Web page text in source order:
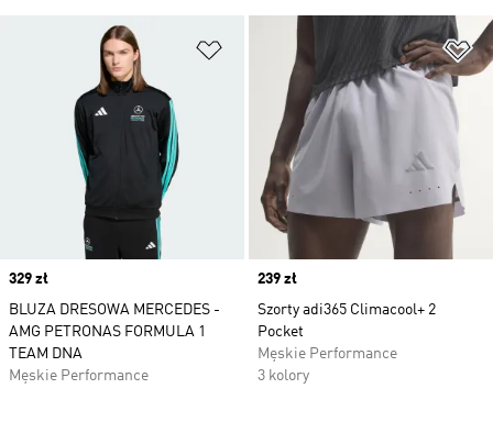
Dodaj do listy życzeń
Price
329 zł
BLUZA DRESOWA MERCEDES -
AMG PETRONAS FORMULA 1
TEAM DNA
Męskie Performance
Price
239 zł
Szorty adi365 Climacool+ 2
Pocket
Męskie Performance
3 kolory